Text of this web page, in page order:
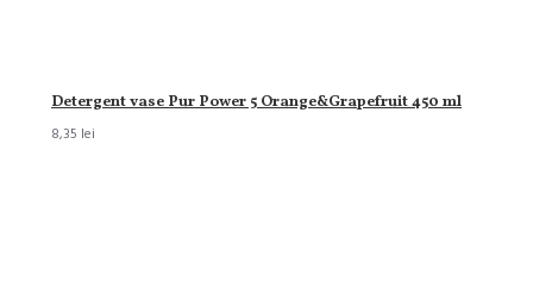
Detergent vase Pur Power 5 Orange&Grapefruit 450 ml
8,35 lei